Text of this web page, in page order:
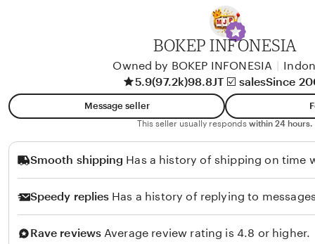
l
o
BOKEP INFONESIA
Owned by BOKEP INFONESIA
5.9(97.2k)98.8JT ☑️ salesSince
Message seller
This seller usually responds within 24 hours.
Smooth shipping Has a history of shipping on time
Speedy replies Has a history of replying to
Rave reviews Average review rating is 4.8 or higher.